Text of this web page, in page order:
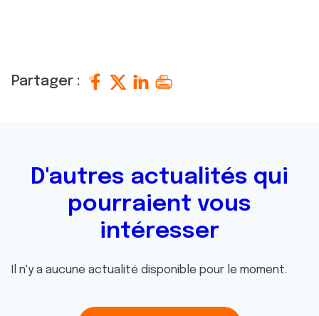
Partager :
D'autres actualités qui
pourraient vous
intéresser
Il n'y a aucune actualité disponible pour le moment.